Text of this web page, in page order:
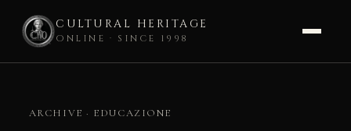
CULTURAL HERITAGE
ONLINE · SINCE 1998
contentARCHIVE · EDUCAZIONE